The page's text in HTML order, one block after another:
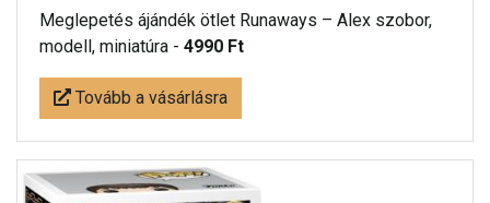
Meglepetés ájándék ötlet Runaways – Alex szobor,
modell, miniatúra - 4990 Ft
Tovább a vásárlásra